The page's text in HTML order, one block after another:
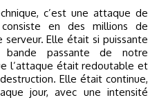
c’est une attaque de
en des millions de
serveur. Elle était si puissante
passante de notre
l’attaque était redoutable et
Elle était continue,
jour, avec une intensité